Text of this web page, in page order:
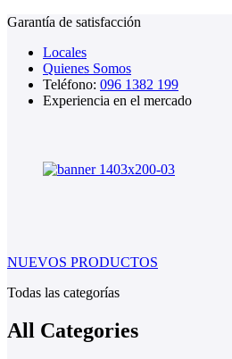
Garantía de satisfacción
Locales
Quienes Somos
Teléfono: 096 1382 199
Experiencia en el mercado
NUEVOS PRODUCTOS
Todas las categorías
All Categories